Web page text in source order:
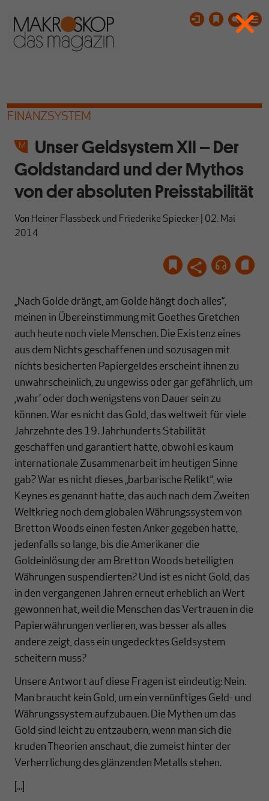
FINANZSYSTEM
Unser Geldsystem XII – Der
Goldstandard und der Mythos
von der absoluten Preisstabilität
Von Heiner Flassbeck und Friederike Spiecker
02. Mai
2014
„Nach Golde drängt, am Golde hängt doch alles“,
meinen in Übereinstimmung mit Goethes Gretchen
auch heute noch viele Menschen. Die Existenz eines
aus dem Nichts geschaffenen und sozusagen mit
nichts besicherten Papiergeldes erscheint ihnen zu
unwahrscheinlich, zu ungewiss oder gar gefährlich, um
‚wahr’ oder doch wenigstens von Dauer sein zu
können. War es nicht das Gold, das weltweit für viele
Jahrzehnte des 19. Jahrhunderts Stabilität
geschaffen und garantiert hatte, obwohl es kaum
internationale Zusammenarbeit im heutigen Sinne
gab? War es nicht dieses „barbarische Relikt“, wie
Keynes es genannt hatte, das auch nach dem Zweiten
Weltkrieg noch dem globalen Währungssystem von
Bretton Woods einen festen Anker gegeben hatte,
jedenfalls so lange, bis die Amerikaner die
Goldeinlösung der am Bretton Woods beteiligten
Währungen suspendierten? Und ist es nicht Gold, das
in den vergangenen Jahren erneut erheblich an Wert
gewonnen hat, weil die Menschen das Vertrauen in die
Papierwährungen verlieren, was besser als alles
andere zeigt, dass ein ungedecktes Geldsystem
scheitern muss?
Unsere Antwort auf diese Fragen ist eindeutig: Nein.
Man braucht kein Gold, um ein vernünftiges Geld- und
Währungssystem aufzubauen. Die Mythen um das
Gold sind leicht zu entzaubern, wenn man sich die
kruden Theorien anschaut, die zumeist hinter der
Verherrlichung des glänzenden Metalls stehen.
[...]